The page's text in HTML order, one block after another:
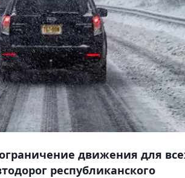
движения для
республиканского